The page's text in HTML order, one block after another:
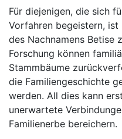
Für diejenigen, die sich
Vorfahren begeistern,
des Nachnamens Betise
Forschung können
Stammbäume
die Familiengeschichte
werden. All dies kann
unerwartete
Familienerbe bereichern.